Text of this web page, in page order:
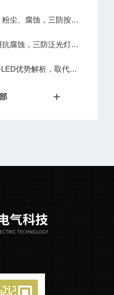
蚀，三防按钮盒适配各类恶劣工况
蚀，三防泛光灯优势汇总
势解析，取代传统防爆灯具的原因